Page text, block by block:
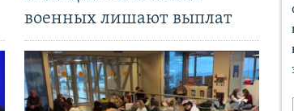
военных лишают выплат